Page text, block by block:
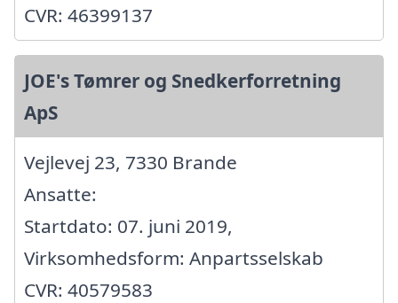
CVR: 46399137
JOE's Tømrer og Snedkerforretning
ApS
Vejlevej 23, 7330 Brande
Ansatte:
Startdato: 07. juni 2019,
Virksomhedsform: Anpartsselskab
CVR: 40579583